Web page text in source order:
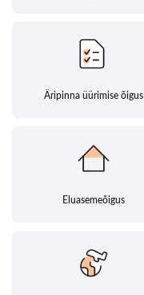
Äripinna üürimise õigus
Eluasemeõigus